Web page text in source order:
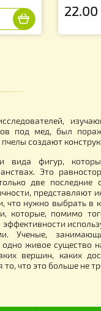
для
PT20, длина шнура